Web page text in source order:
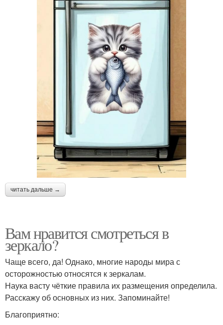
читать дальше →
Вам нравится смотреться в
зеркало?
Чаще всего, да! Однако, многие народы мира с
осторожностью относятся к зеркалам.
Наука васту чёткие правила их размещения определила.
Расскажу об основных из них. Запоминайте!
Благоприятно: